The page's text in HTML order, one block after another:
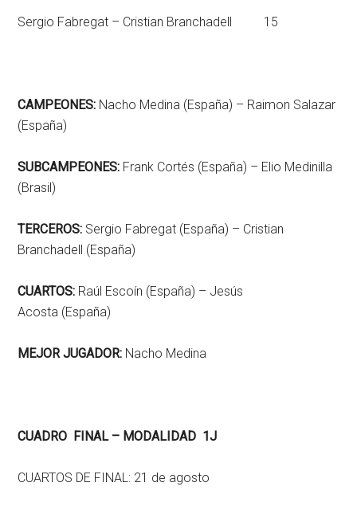
Sergio Fabregat – Cristian Branchadell 15
CAMPEONES: Nacho Medina (España) – Raimon Salazar
(España)
SUBCAMPEONES: Frank Cortés (España) – Elio Medinilla
(Brasil)
TERCEROS: Sergio Fabregat (España) – Cristian
Branchadell (España)
CUARTOS: Raúl Escoín (España) – Jesús
Acosta (España)
MEJOR JUGADOR: Nacho Medina
CUADRO FINAL – MODALIDAD 1J
CUARTOS DE FINAL: 21 de agosto